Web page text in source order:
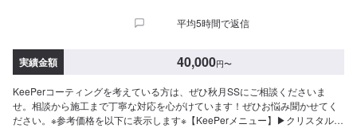
（〜15インチ）17,600円（16〜19インチ）20,900円（20インチ〜）※作業時
間：30分〜）エンジンルームにこびりついた汚れをきれいにして専用のコー
ティングで守ります。5,340円（全車種）
（Lサイズ）102,900円（LLサイズ）131,400円（XLサイズ）＜エコプラスダ
る！水ジミなどの汚れがつきにくい施工です。ノーメンテで3年耐久！（メン
テありで5年耐久）⚪︎施工価格（車サイズ）72,200円（SSサイズ）79,900円
ズ）131,400円（XLサイズ）※1ヶ月無料点検洗車のサービスがございます。
詳細は来店時スタッフまでお尋ねください。＜＜コーティングオプション＞
＞◉鉄粉取り（軽度の場合）ザラついた鉄粉を取り除きます。⚪︎施工価格（車
平均5時間で返信
実績金額 40,000円〜
KeePerコーティングを考えている方は、ぜひ秋月SSにご相談くださいま
せ。相談から施工まで丁寧な対応を心がけています！ぜひお悩み聞かせてく
ださい。※参考価格を以下に表示します※【KeePerメニュー】▶︎クリスタルキ